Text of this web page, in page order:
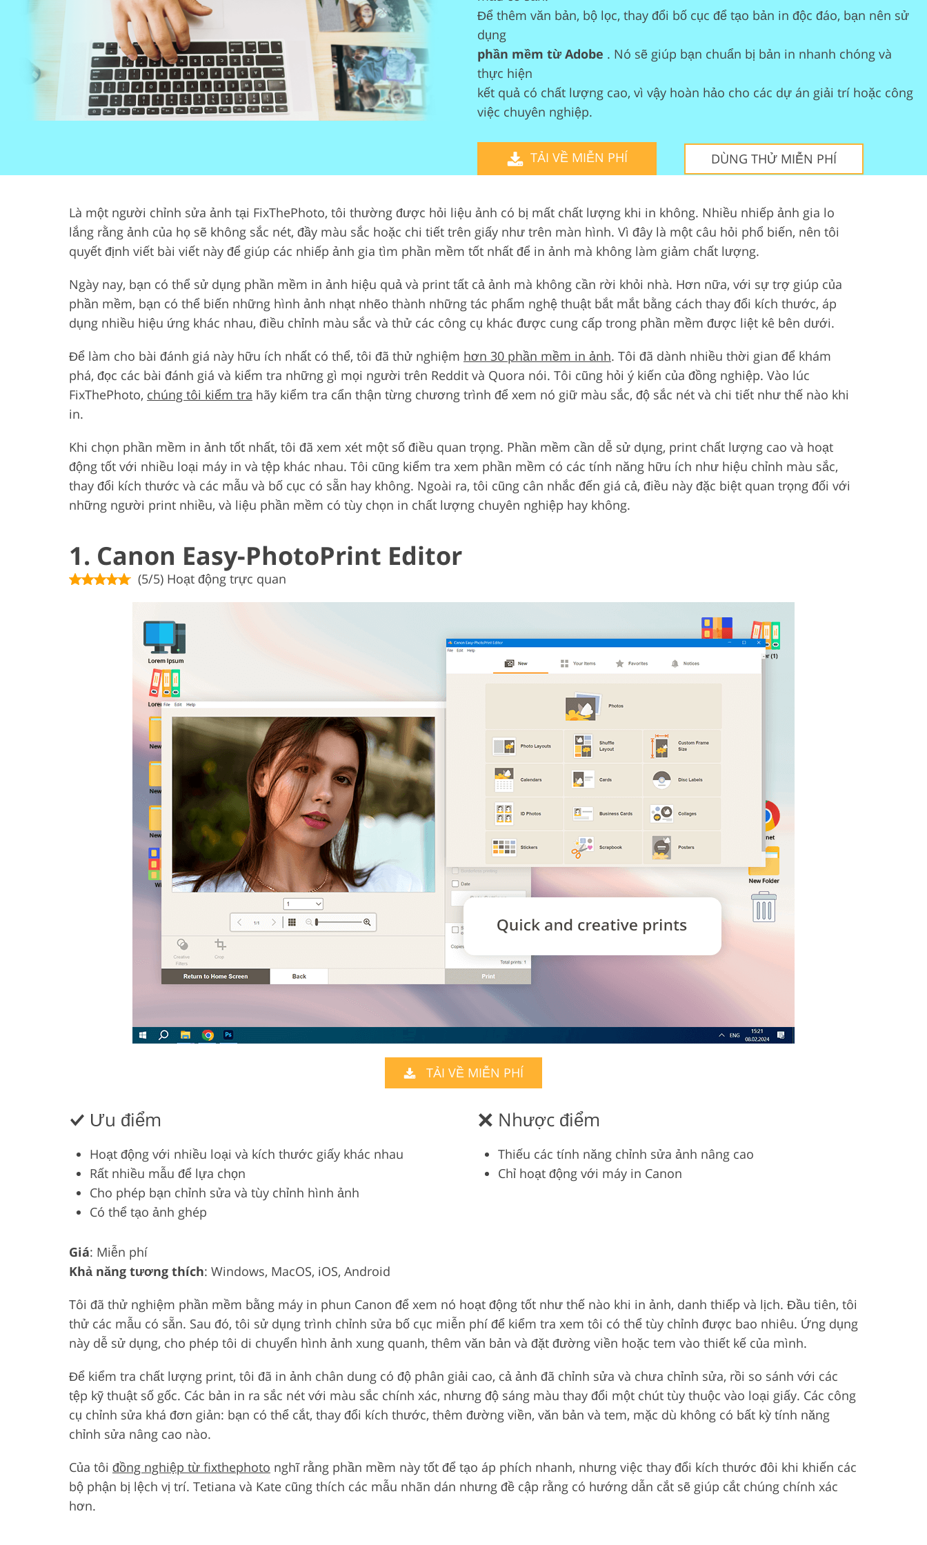
Dịch vụ chỉnh sửa sản
phẩm
Dịch vụ sửa lại đồ trang sức Dữ liệu Đào tạo AI Dịch vụ biên tập video
Để thêm văn bản, bộ lọc, thay đổi bố cục để tạo bản in độc đáo, bạn nên sử
dụng
phần mềm từ Adobe . Nó sẽ giúp bạn chuẩn bị bản in nhanh chóng và
thực hiện
kết quả có chất lượng cao, vì vậy hoàn hảo cho các dự án giải trí hoặc công
việc chuyên nghiệp.
TẢI VỀ MIỄN PHÍ DÙNG THỬ MIỄN PHÍ
Là một người chỉnh sửa ảnh tại FixThePhoto, tôi thường được hỏi liệu ảnh có bị mất chất lượng khi in không. Nhiều nhiếp ảnh gia lo
lắng rằng ảnh của họ sẽ không sắc nét, đầy màu sắc hoặc chi tiết trên giấy như trên màn hình. Vì đây là một câu hỏi phổ biến, nên tôi
quyết định viết bài viết này để giúp các nhiếp ảnh gia tìm phần mềm tốt nhất để in ảnh mà không làm giảm chất lượng.
Ngày nay, bạn có thể sử dụng phần mềm in ảnh hiệu quả và print tất cả ảnh mà không cần rời khỏi nhà. Hơn nữa, với sự trợ giúp của
phần mềm, bạn có thể biến những hình ảnh nhạt nhẽo thành những tác phẩm nghệ thuật bắt mắt bằng cách thay đổi kích thước, áp
dụng nhiều hiệu ứng khác nhau, điều chỉnh màu sắc và thử các công cụ khác được cung cấp trong phần mềm được liệt kê bên dưới.
Để làm cho bài đánh giá này hữu ích nhất có thể, tôi đã thử nghiệm hơn 30 phần mềm in ảnh. Tôi đã dành nhiều thời gian để khám
phá, đọc các bài đánh giá và kiểm tra những gì mọi người trên Reddit và Quora nói. Tôi cũng hỏi ý kiến của đồng nghiệp. Vào lúc
FixThePhoto, chúng tôi kiểm tra hãy kiểm tra cẩn thận từng chương trình để xem nó giữ màu sắc, độ sắc nét và chi tiết như thế nào khi
in.
Khi chọn phần mềm in ảnh tốt nhất, tôi đã xem xét một số điều quan trọng. Phần mềm cần dễ sử dụng, print chất lượng cao và hoạt
động tốt với nhiều loại máy in và tệp khác nhau. Tôi cũng kiểm tra xem phần mềm có các tính năng hữu ích như hiệu chỉnh màu sắc,
thay đổi kích thước và các mẫu và bố cục có sẵn hay không. Ngoài ra, tôi cũng cân nhắc đến giá cả, điều này đặc biệt quan trọng đối với
những người print nhiều, và liệu phần mềm có tùy chọn in chất lượng chuyên nghiệp hay không.
1. Canon Easy-PhotoPrint Editor
(5/5) Hoạt động trực quan
TẢI VỀ MIỄN PHÍ
Ưu điểm
Hoạt động với nhiều loại và kích thước giấy khác nhau
Rất nhiều mẫu để lựa chọn
Cho phép bạn chỉnh sửa và tùy chỉnh hình ảnh
Có thể tạo ảnh ghép
Nhược điểm
Thiếu các tính năng chỉnh sửa ảnh nâng cao
Chỉ hoạt động với máy in Canon
Giá: Miễn phí
Khả năng tương thích: Windows, MacOS, iOS, Android
Tôi đã thử nghiệm phần mềm bằng máy in phun Canon để xem nó hoạt động tốt như thế nào khi in ảnh, danh thiếp và lịch. Đầu tiên, tôi
thử các mẫu có sẵn. Sau đó, tôi sử dụng trình chỉnh sửa bố cục miễn phí để kiểm tra xem tôi có thể tùy chỉnh được bao nhiêu. Ứng dụng
này dễ sử dụng, cho phép tôi di chuyển hình ảnh xung quanh, thêm văn bản và đặt đường viền hoặc tem vào thiết kế của mình.
Để kiểm tra chất lượng print, tôi đã in ảnh chân dung có độ phân giải cao, cả ảnh đã chỉnh sửa và chưa chỉnh sửa, rồi so sánh với các
tệp kỹ thuật số gốc. Các bản in ra sắc nét với màu sắc chính xác, nhưng độ sáng màu thay đổi một chút tùy thuộc vào loại giấy. Các công
cụ chỉnh sửa khá đơn giản: bạn có thể cắt, thay đổi kích thước, thêm đường viền, văn bản và tem, mặc dù không có bất kỳ tính năng
chỉnh sửa nâng cao nào.
Của tôi đồng nghiệp từ fixthephoto nghĩ rằng phần mềm này tốt để tạo áp phích nhanh, nhưng việc thay đổi kích thước đôi khi khiến các
bộ phận bị lệch vị trí. Tetiana và Kate cũng thích các mẫu nhãn dán nhưng đề cập rằng có hướng dẫn cắt sẽ giúp cắt chúng chính xác
hơn.